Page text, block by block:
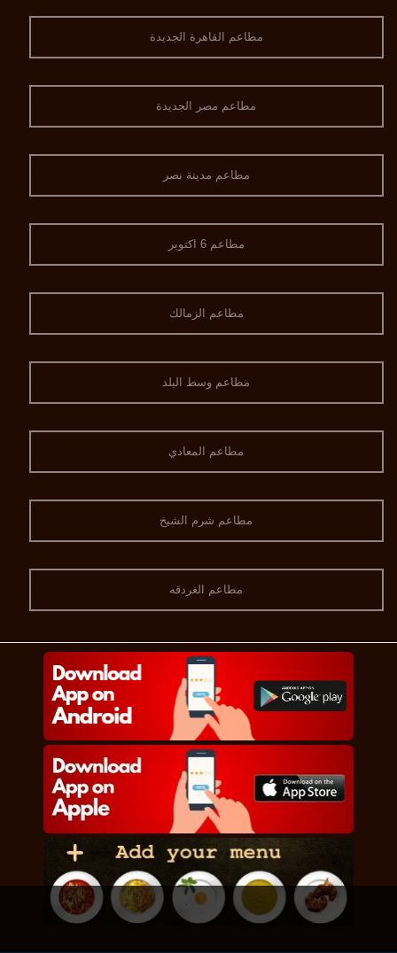
مطاعم القاهرة الجديدة
مطاعم مصر الجديدة
مطاعم مدينة نصر
مطاعم 6 اكتوبر
مطاعم الزمالك
مطاعم وسط البلد
مطاعم المعادي
مطاعم شرم الشيخ
مطاعم الغردقه